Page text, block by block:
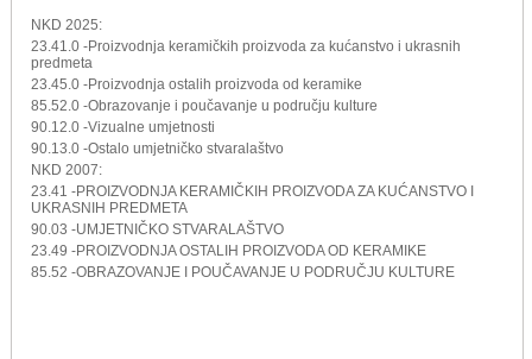
NKD 2025:
23.41.0 -Proizvodnja keramičkih proizvoda za kućanstvo i ukrasnih
predmeta
23.45.0 -Proizvodnja ostalih proizvoda od keramike
85.52.0 -Obrazovanje i poučavanje u području kulture
90.12.0 -Vizualne umjetnosti
90.13.0 -Ostalo umjetničko stvaralaštvo
NKD 2007:
23.41 -PROIZVODNJA KERAMIČKIH PROIZVODA ZA KUĆANSTVO I
UKRASNIH PREDMETA
90.03 -UMJETNIČKO STVARALAŠTVO
23.49 -PROIZVODNJA OSTALIH PROIZVODA OD KERAMIKE
85.52 -OBRAZOVANJE I POUČAVANJE U PODRUČJU KULTURE